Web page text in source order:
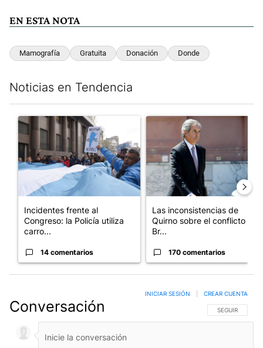
EN ESTA NOTA
Mamografía Gratuita Donación Donde
Noticias en Tendencia
Un artículo de tendencia con el título "Incidentes frente al
Incidentes frente al
Congreso: la Policía utiliza
carro...
14 comentarios
Un artículo de tendencia con
Las inconsistencias de
Quirno sobre el conflicto con
Br...
170 comentarios
Conversación SIGA ESTA
SEGUIR
INICIAR SESIÓN CREAR CUENTA